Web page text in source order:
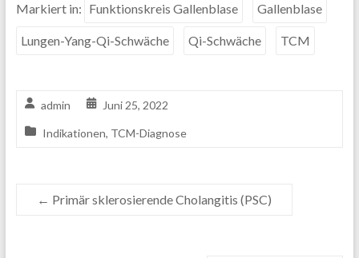
Markiert in: Funktionskreis Gallenblase Gallenblase
Lungen-Yang-Qi-Schwäche Qi-Schwäche TCM
admin Juni 25, 2022
Indikationen, TCM-Diagnose
← Primär sklerosierende Cholangitis (PSC)